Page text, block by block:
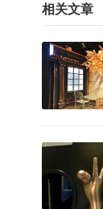
相关文章